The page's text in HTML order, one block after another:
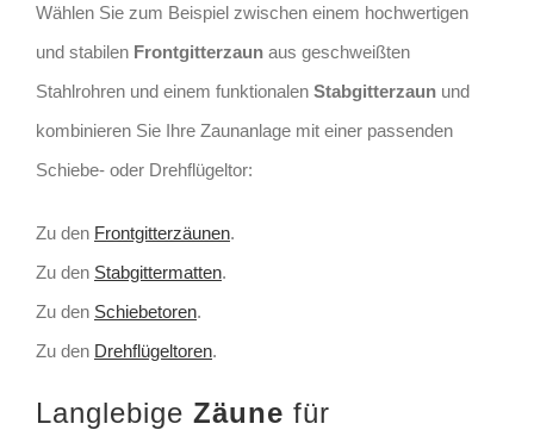
Wählen Sie zum Beispiel zwischen einem hochwertigen
und stabilen Frontgitterzaun aus geschweißten
Stahlrohren und einem funktionalen Stabgitterzaun und
kombinieren Sie Ihre Zaunanlage mit einer passenden
Schiebe- oder Drehflügeltor:
Zu den Frontgitterzäunen.
Zu den Stabgittermatten.
Zu den Schiebetoren.
Zu den Drehflügeltoren.
Langlebige Zäune für